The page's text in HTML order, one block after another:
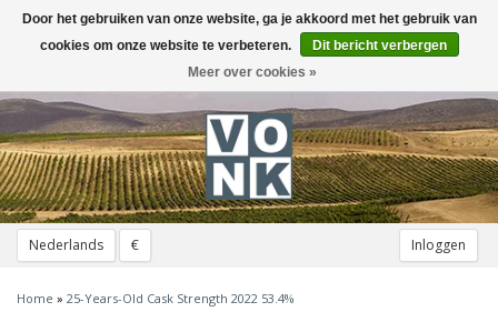
Nederlands € Inloggen
Toggle
navigation
Home » 25-Years-Old Cask Strength 2022 53.4%
Door het gebruiken van onze website, ga je akkoord met het gebruik van
cookies om onze website te verbeteren.
Dit bericht verbergen
Meer over cookies »